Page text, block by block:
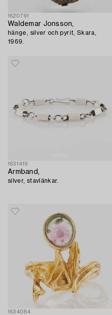
1620791
Waldemar Jonsson,
hänge, silver och pyrit, Skara,
1969.
1631419
Armband,
silver, stavlänkar.
1634084